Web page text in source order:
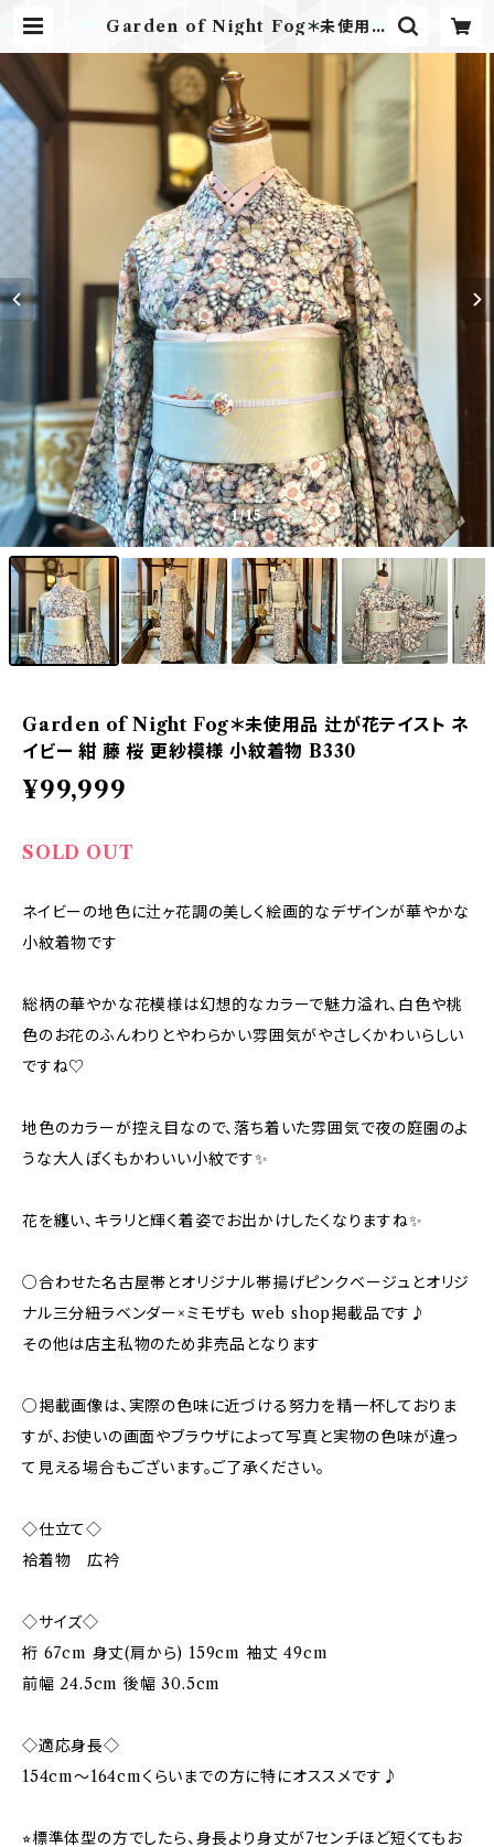
Garden of Night Fog＊未使用品
紗模様 小紋着物 B330 | kimono
tento
1/15
Garden of Night Fog＊未使用品 辻が花テイスト ネ
イビー 紺 藤 桜 更紗模様 小紋着物 B330
¥99,999
SOLD OUT
ネイビーの地色に辻ヶ花調の美しく絵画的なデザインが華やかな
小紋着物です
総柄の華やかな花模様は幻想的なカラーで魅力溢れ、白色や桃
色のお花のふんわりとやわらかい雰囲気がやさしくかわいらしい
ですね♡
地色のカラーが控え目なので、落ち着いた雰囲気で夜の庭園のよ
うな大人ぽくもかわいい小紋です✨
花を纏い、キラリと輝く着姿でお出かけしたくなりますね✨️
○合わせた名古屋帯とオリジナル帯揚げピンクベージュとオリジ
ナル三分紐ラベンダー×ミモザも web shop掲載品です♪
その他は店主私物のため非売品となります
○掲載画像は、実際の色味に近づける努力を精一杯しておりま
すが、お使いの画面やブラウザによって写真と実物の色味が違っ
て見える場合もございます。ご了承ください。
◇仕立て◇
袷着物 広衿
◇サイズ◇
裄 67cm 身丈(肩から) 159cm 袖丈 49cm
前幅 24.5cm 後幅 30.5cm
◇適応身長◇
154cm～164cmくらいまでの方に特にオススメです♪
⭐︎標準体型の方でしたら、身長より身丈が7センチほど短くてもお